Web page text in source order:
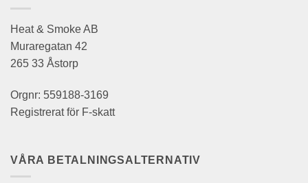
Heat & Smoke AB
Muraregatan 42
265 33 Åstorp
Orgnr: 559188-3169
Registrerat för F-skatt
VÅRA BETALNINGSALTERNATIV